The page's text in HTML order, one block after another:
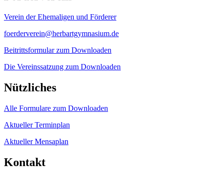
Verein der Ehemaligen und Förderer
foerderverein@herbartgymnasium.de
Beitrittsformular zum Downloaden
Die Vereinssatzung zum Downloaden
Nützliches
Alle Formulare zum Downloaden
Aktueller Terminplan
Aktueller Mensaplan
Kontakt